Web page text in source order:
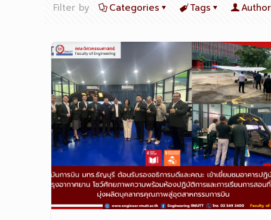
Filter by Categories Tags